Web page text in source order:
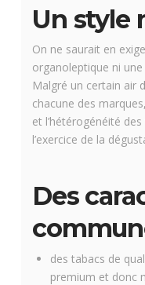
Un style
On ne saurait en
organoleptique ni
Malgré un certain air
chacune des
et l’hétérogénéité
l’exercice de la
Des
des tabacs de
premium et donc